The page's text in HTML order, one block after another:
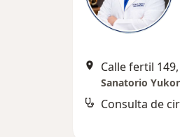
Calle fertil
Sanatorio
Consulta de